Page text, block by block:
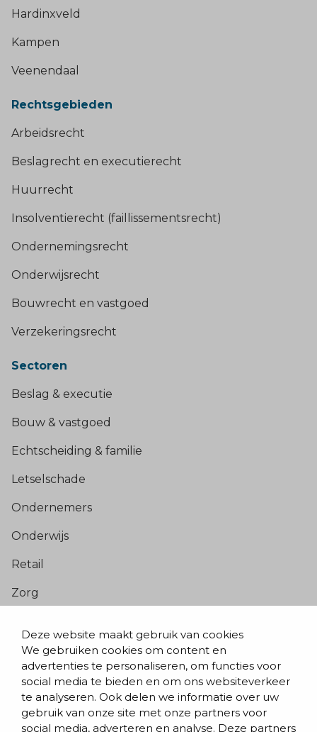
Deze website maakt gebruik van cookies
We gebruiken cookies om content en
advertenties te personaliseren, om functies voor
social media te bieden en om ons websiteverkeer
te analyseren. Ook delen we informatie over uw
gebruik van onze site met onze partners voor
social media, adverteren en analyse. Deze partners
Hardinxveld
Kampen
Veenendaal
Rechtsgebieden
Arbeidsrecht
Beslagrecht en executierecht
Huurrecht
Insolventierecht (faillissementsrecht)
Ondernemingsrecht
Onderwijsrecht
Bouwrecht en vastgoed
Verzekeringsrecht
Sectoren
Beslag & executie
Bouw & vastgoed
Echtscheiding & familie
Letselschade
Ondernemers
Onderwijs
Retail
Zorg
Blogs & nieuws
Contact
Evenementen